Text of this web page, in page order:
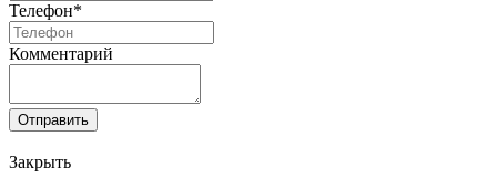
Телефон*
Комментарий
Отправить
Закрыть